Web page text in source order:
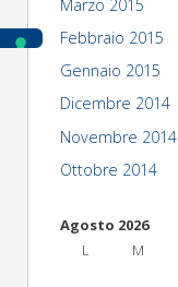
Marzo 2015
Febbraio 2015
Gennaio 2015
Dicembre 2014
Novembre 2014
Ottobre 2014
Agosto 2026
L
M